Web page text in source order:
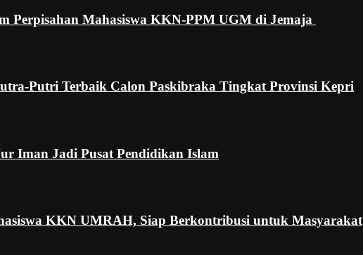
Perpisahan Mahasiswa KKN-PPM UGM di Jemaja
Putri Terbaik Calon Paskibraka Tingkat Provinsi Kepri
Iman Jadi Pusat Pendidikan Islam
KKN UMRAH, Siap Berkontribusi untuk Masyarakat